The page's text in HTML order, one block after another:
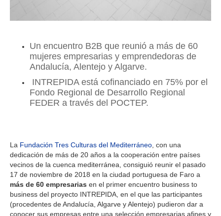
Un encuentro B2B que reunió a más de 60
mujeres empresarias y emprendedoras de
Andalucía, Alentejo y Algarve.
INTREPIDA está cofinanciado en 75% por el
Fondo Regional de Desarrollo Regional
FEDER a través del POCTEP.
La Fundación Tres Culturas del Mediterráneo , con una
dedicación de más de 20 años a la cooperación entre países
vecinos de la cuenca mediterránea, consiguió reunir el pasado
17 de noviembre de 2018 en la ciudad portuguesa de Faro a
más de 60 empresarias en el primer encuentro business to
business del proyecto INTREPIDA, en el que las participantes
(procedentes de Andalucía, Algarve y Alentejo) pudieron dar a
conocer sus empresas entre una selección empresarias afines y